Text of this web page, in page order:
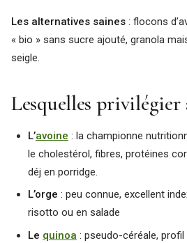
Les alternatives saines : flocons
« bio » sans sucre ajouté, granola
seigle.
Lesquelles
L’avoine : la championne
le cholestérol, fibres, protéines
déj en porridge.
L’orge : peu connue, excellent
risotto ou en salade
Le quinoa : pseudo-céréale,